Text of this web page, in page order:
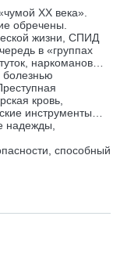
XX века».
обречены.
жизни, СПИД
в «группах
наркоманов…
болезнью
кровь,
инструменты…
надежды,
способный